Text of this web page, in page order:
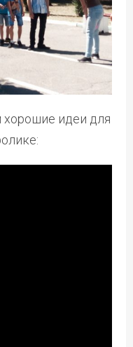
идеи для